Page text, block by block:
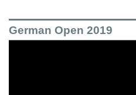
German Open 2019